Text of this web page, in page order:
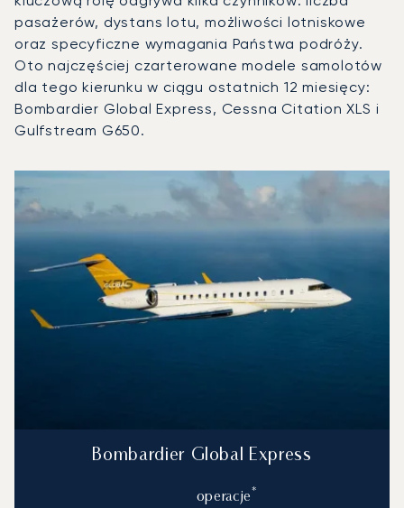
pasażerów, dystans lotu, możliwości lotniskowe
oraz specyficzne wymagania Państwa podróży.
Oto najczęściej czarterowane modele samolotów
dla tego kierunku w ciągu ostatnich 12 miesięcy:
Bombardier Global Express, Cessna Citation XLS i
Gulfstream G650.
Zdjęcie samolotu
Operacje lotnicze w
Prędkość (km/h)
Zasięg (km)
Bombardier Global Express
operacje*